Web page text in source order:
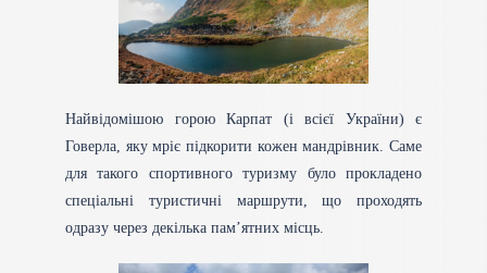
Найвідомішою горою Карпат (і всієї України) є
Говерла, яку мріє підкорити кожен мандрівник. Саме
для такого спортивного туризму було прокладено
спеціальні туристичні маршрути, що проходять
одразу через декілька пам’ятних місць.